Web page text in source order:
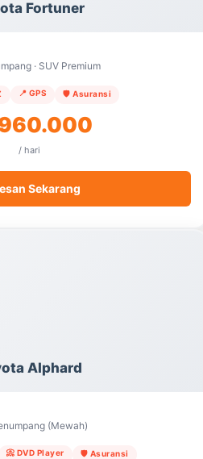
Fortuner
· SUV Premium
📍 GPS 🛡️ Asuransi
/ hari
Sekarang
Alphard
(Mewah)
📀 DVD Player 🛡️ Asuransi